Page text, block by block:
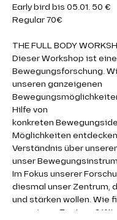
Early bird bis 05.01. 50 €
Regular 70€
THE FULL BODY
Dieser Workshop ist
Bewegungsforschung.
unseren ganzeigenen
Hilfe von
konkreten
Möglichkeiten
Verständnis über
unser
Im Fokus unserer
diesmal unser Zentrum,
und stärken wollen. Wie
zu meinem Zentrum?